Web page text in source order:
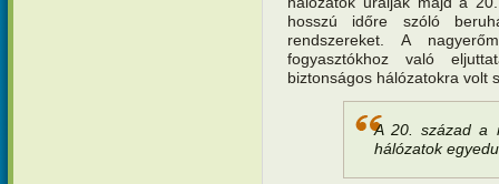
hosszú időre szóló
rendszereket. A
fogyasztókhoz való
biztonságos hálózatokra volt
A 20. század a
hálózatok